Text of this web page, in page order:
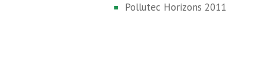
Pollutec Horizons 2011